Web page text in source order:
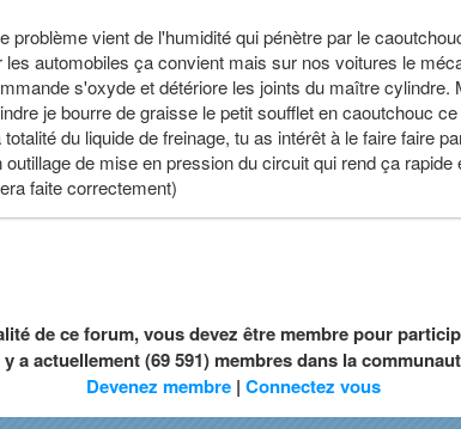
problème vient de l'humidité qui pénètre par le
les automobiles ça convient mais sur nos voitures le
s'oxyde et détériore les joints du maître cylindre.
je bourre de graisse le petit soufflet en caoutchouc
du liquide de freinage, tu as intérêt à le faire faire
outillage de mise en pression du circuit qui rend ça
faite correctement)
de ce forum, vous devez être membre pour
y a actuellement (69 591) membres dans la
Devenez membre| Connectez vous